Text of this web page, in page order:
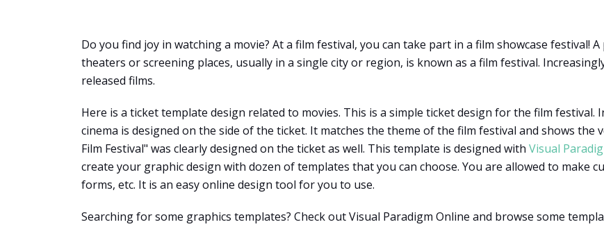
Do you find joy in watching a movie? At a film festival, you can take part in a film showcase festival!
theaters or screening places, usually in a single city or region, is known as a film festival.
released films.
Here is a ticket template design related to movies. This is a simple ticket design for the film
cinema is designed on the side of the ticket. It matches the theme of the film festival and shows
Film Festival" was clearly designed on the ticket as well. This template is designed with Visual
create your graphic design with dozen of templates that you can choose. You are allowed to make
forms, etc. It is an easy online design tool for you to use.
Searching for some graphics templates? Check out Visual Paradigm Online and browse some